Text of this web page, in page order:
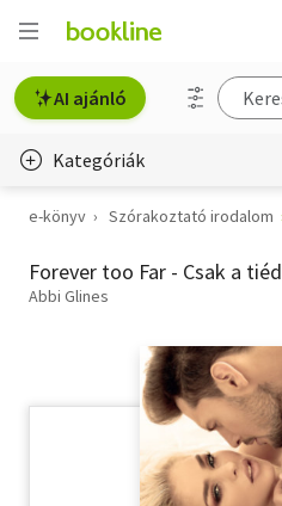
AI ajánló
Kategóriák
Életmód, egészség
Erotika
Hobbi, szabadidő
e-könyv Szórakoztató irodalom
Forever too Far - Csak a tiéd
Abbi Glines